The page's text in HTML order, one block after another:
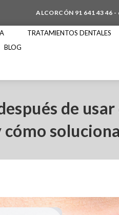
ALCORCÓN 91 641 43 46 -
TRATAMIENTOS DENTALES
BLOG
de
cómo